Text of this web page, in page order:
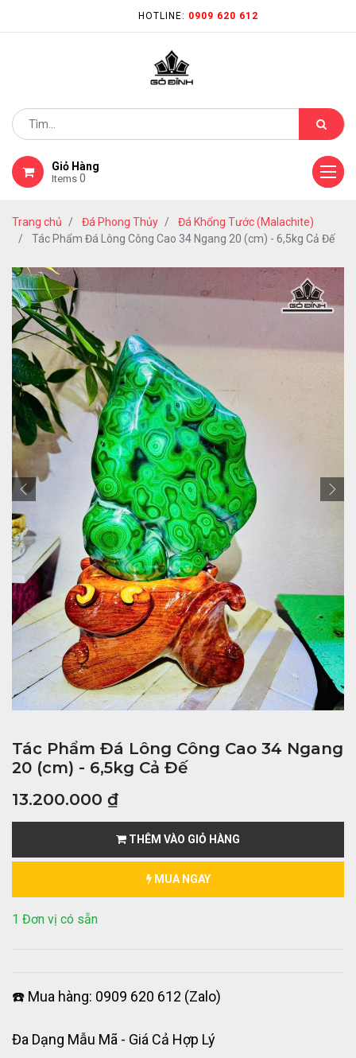
HOTLINE: 0909 620 612
Giỏ Hàng
Items 0
Trang chủ Đá Phong Thủy
Đá Khổng Tước (Malachite)
Tác Phẩm Đá Lông Công Cao 34 Ngang 20 (cm) - 6,5kg Cả Đế
Tác Phẩm Đá Lông Công Cao 34 Ngang
20 (cm) - 6,5kg Cả Đế
13.200.000 ₫
THÊM VÀO GIỎ HÀNG
MUA NGAY
1 Đơn vị có sẵn
☎️ Mua hàng: 0909 620 612 (Zalo)
Đa Dạng Mẫu Mã - Giá Cả Hợp Lý